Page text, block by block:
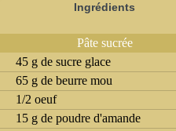
Ingrédients
Pâte sucrée
45 g de sucre glace
65 g de beurre mou
1/2 oeuf
15 g de poudre d'amande